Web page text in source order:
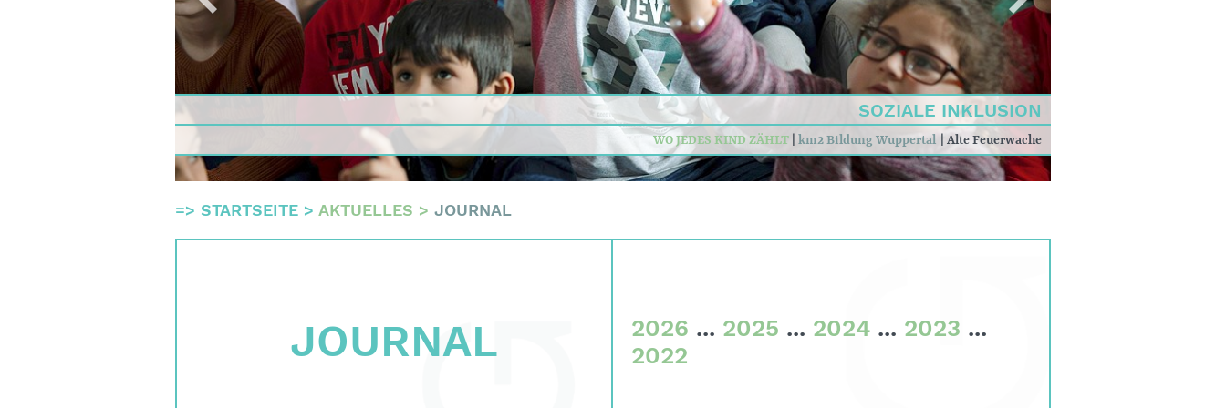
SOZIALE INKLUSION
WO JEDES KIND ZÄHLT km2 Bildung Wuppertal Alte Feuerwache
=> STARTSEITE > AKTUELLES > JOURNAL
JOURNAL 2026 ... 2025 ... 2024 ... 2023 ...
2022
Gremien
Team
Finanzdaten
Impressum
Suche
English
Deutsch